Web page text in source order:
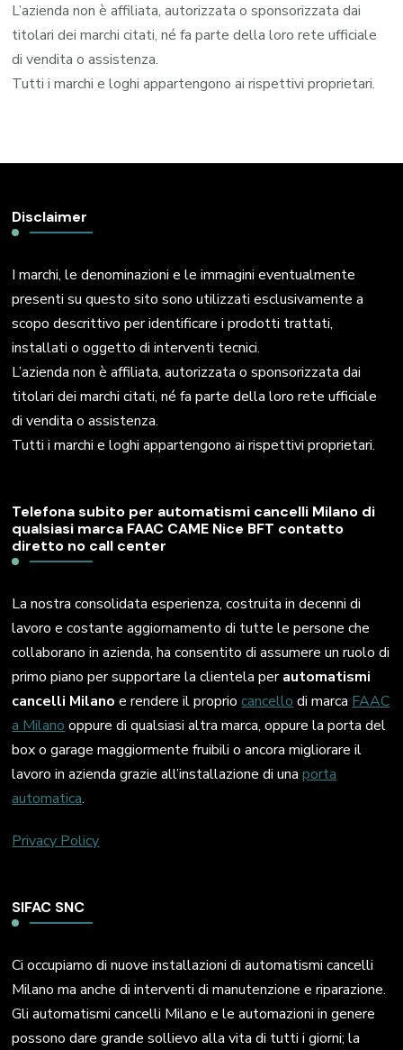
L’azienda non è affiliata, autorizzata o sponsorizzata dai
titolari dei marchi citati, né fa parte della loro rete ufficiale
di vendita o assistenza.
Tutti i marchi e loghi appartengono ai rispettivi proprietari.
Disclaimer
I marchi, le denominazioni e le immagini eventualmente
presenti su questo sito sono utilizzati esclusivamente a
scopo descrittivo per identificare i prodotti trattati,
installati o oggetto di interventi tecnici.
L’azienda non è affiliata, autorizzata o sponsorizzata dai
titolari dei marchi citati, né fa parte della loro rete ufficiale
di vendita o assistenza.
Tutti i marchi e loghi appartengono ai rispettivi proprietari.
Telefona subito per automatismi cancelli Milano di
qualsiasi marca FAAC CAME Nice BFT contatto
diretto no call center
La nostra consolidata esperienza, costruita in decenni di
lavoro e costante aggiornamento di tutte le persone che
collaborano in azienda, ha consentito di assumere un ruolo di
primo piano per supportare la clientela perautomatismi
cancelli Milano e rendere il propriocancello di marca FAAC
a Milano oppure di qualsiasi altra marca, oppure la porta del
box o garage maggiormente fruibili o ancora migliorare il
lavoro in azienda grazie all’installazione di unaporta
automatica.
Privacy Policy
SIFAC SNC
Ci occupiamo di nuove installazioni di automatismi cancelli
Milano ma anche di interventi di manutenzione e riparazione.
Gli automatismi cancelli Milano e le automazioni in genere
possono dare grande sollievo alla vita di tutti i giorni; la